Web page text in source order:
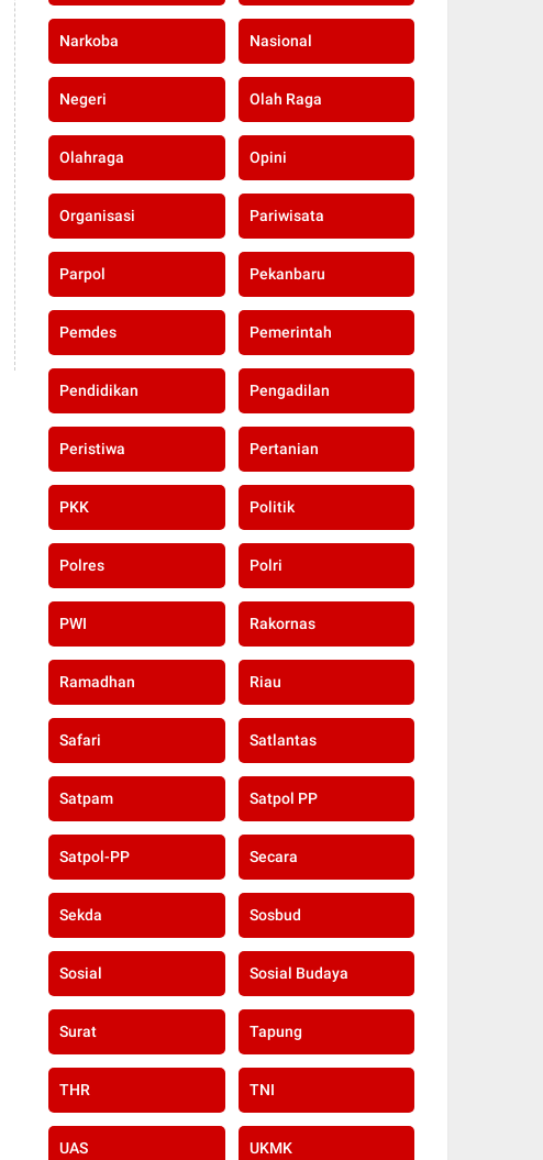
Narkoba Nasional
Negeri Olah Raga
Olahraga Opini
Organisasi Pariwisata
Parpol Pekanbaru
Pemdes Pemerintah
Pendidikan Pengadilan
Peristiwa Pertanian
PKK Politik
Polres Polri
PWI Rakornas
Ramadhan Riau
Safari Satlantas
Satpam Satpol PP
Satpol-PP Secara
Sekda Sosbud
Sosial Sosial Budaya
Surat Tapung
THR TNI
UAS UKMK